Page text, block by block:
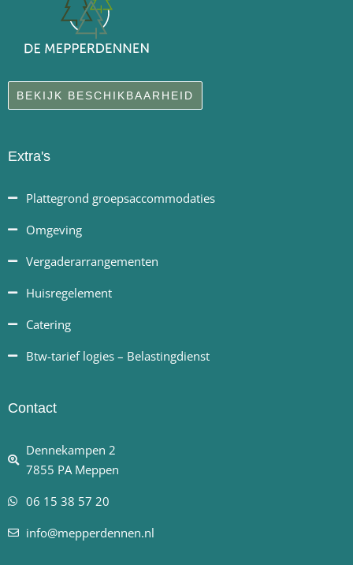
BEKIJK BESCHIKBAARHEID
Extra's
Plattegrond groepsaccommodaties
Omgeving
Vergaderarrangementen
Huisregelement
Catering
Btw-tarief logies – Belastingdienst
Contact
Dennekampen 2
7855 PA Meppen
06 15 38 57 20
info@mepperdennen.nl